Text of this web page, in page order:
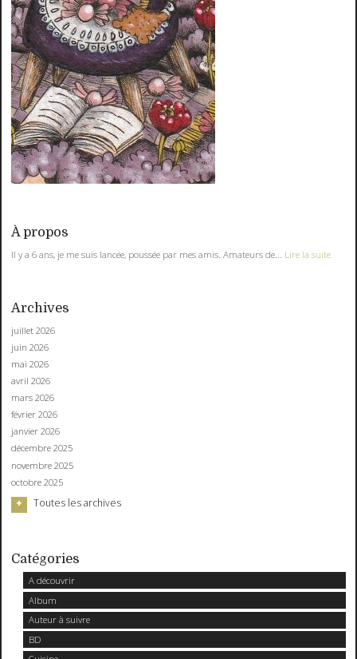
À propos
Il y a 6 ans, je me suis lancée, poussée par mes amis. Amateurs de... Lire la suite
Archives
juillet 2026
juin 2026
mai 2026
avril 2026
mars 2026
février 2026
janvier 2026
décembre 2025
novembre 2025
octobre 2025
Toutes les archives
Catégories
A découvrir
Album
Auteur à suivre
BD